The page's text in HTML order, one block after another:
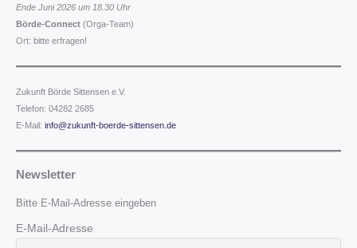
Ende Juni 2026 um 18.30 Uhr
Börde-Connect(Orga-Team)
Ort: bitte erfragen!
Zukunft Börde Sittensen e.V.
Telefon: 04282 2685
E-Mail: info@zukunft-boerde-sittensen.de
Newsletter
Bitte E-Mail-Adresse eingeben
E-Mail-Adresse